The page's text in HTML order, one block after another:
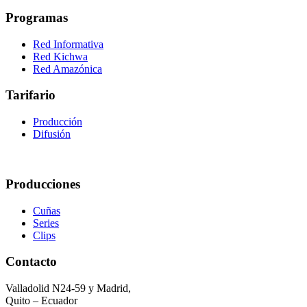
Programas
Red Informativa
Red Kichwa
Red Amazónica
Tarifario
Producción
Difusión
Producciones
Cuñas
Series
Clips
Contacto
Valladolid N24-59 y Madrid,
Quito – Ecuador